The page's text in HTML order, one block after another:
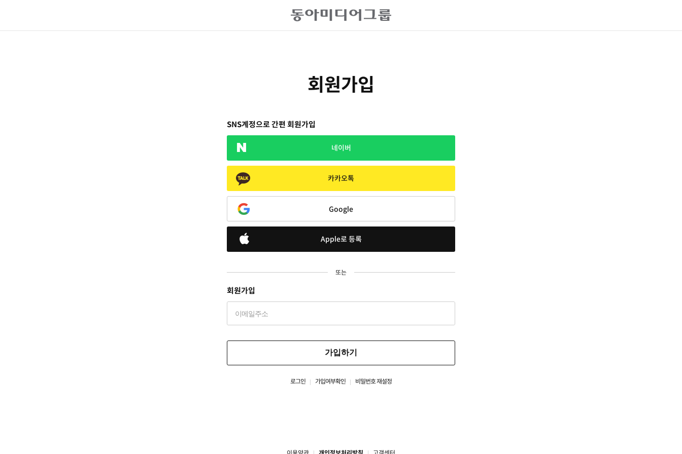
회원가입
SNS계정으로 간편 회원가입
네이버
카카오톡
Google
Apple로 등록
또는
회원가입
가입하기
로그인 가입여부확인 비밀번호 재설정